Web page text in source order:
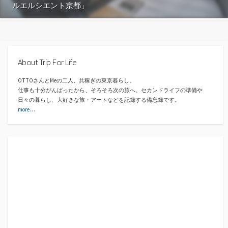
ルエルシエント京都」
About Trip For Life
OTTOさんとMeの二人、共稼ぎの東京暮らし。
仕事も十分がんばったから、そろそろ次の旅へ。セカンドライフの準備や
日々の暮らし、大好きな旅・アートなどを記録する備忘録です。
more…